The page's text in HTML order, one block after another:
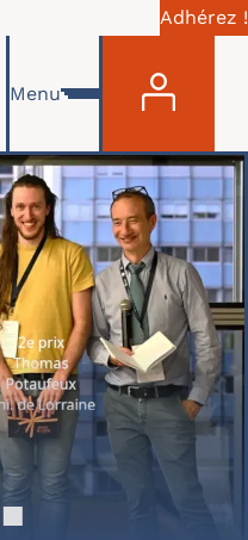
Adhérez !
Menu